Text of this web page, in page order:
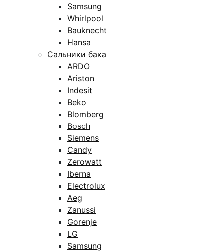
Samsung
Whirlpool
Bauknecht
Hansa
Сальники бака
ARDO
Ariston
Indesit
Beko
Blomberg
Bosch
Siemens
Candy
Zerowatt
Iberna
Electrolux
Aeg
Zanussi
Gorenje
LG
Samsung